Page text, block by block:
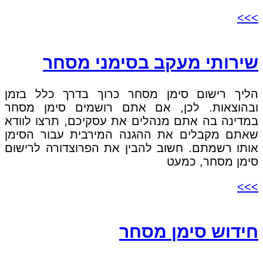
>>>
שירותי מעקב בסימני מסחר
הליך רישום סימן מסחר כרוך בדרך כלל בזמן
ובהוצאות. לכן, אם אתם רושמים סימן מסחר
במדינה בה אתם מנהלים את עסקיכם, תרצו לוודא
שאתם מקבלים את ההגנה המירבית עבור הסימן
אותו רשמתם. חשוב להבין את הפרוצדורה לרישום
סימן מסחר, כמעט
>>>
חידוש סימן מסחר